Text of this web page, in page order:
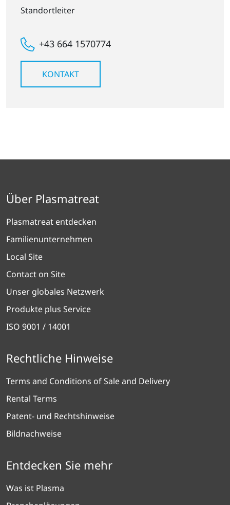
Standortleiter
+43 664 1570774
KONTAKT
Über Plasmatreat
Plasmatreat entdecken
Familienunternehmen
Local Site
Contact on Site
Unser globales Netzwerk
Produkte plus Service
ISO 9001 / 14001
Rechtliche Hinweise
Terms and Conditions of Sale and Delivery
Rental Terms
Patent- und Rechtshinweise
Bildnachweise
Entdecken Sie mehr
Was ist Plasma